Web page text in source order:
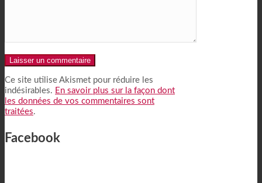
Alternative:
Ce site utilise Akismet pour réduire les
indésirables. En savoir plus sur la façon dont
les données de vos commentaires sont
traitées.
Facebook